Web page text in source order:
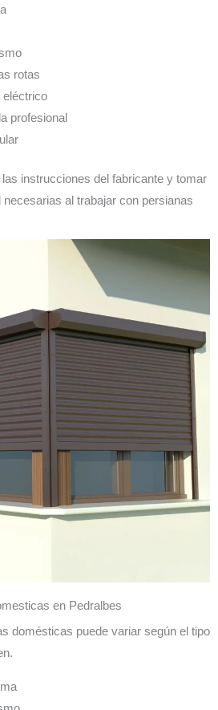
rotas
eléctrico
profesional
instrucciones del fabricante y tomar
necesarias al trabajar con persianas
en Pedralbes
domésticas puede variar según el tipo